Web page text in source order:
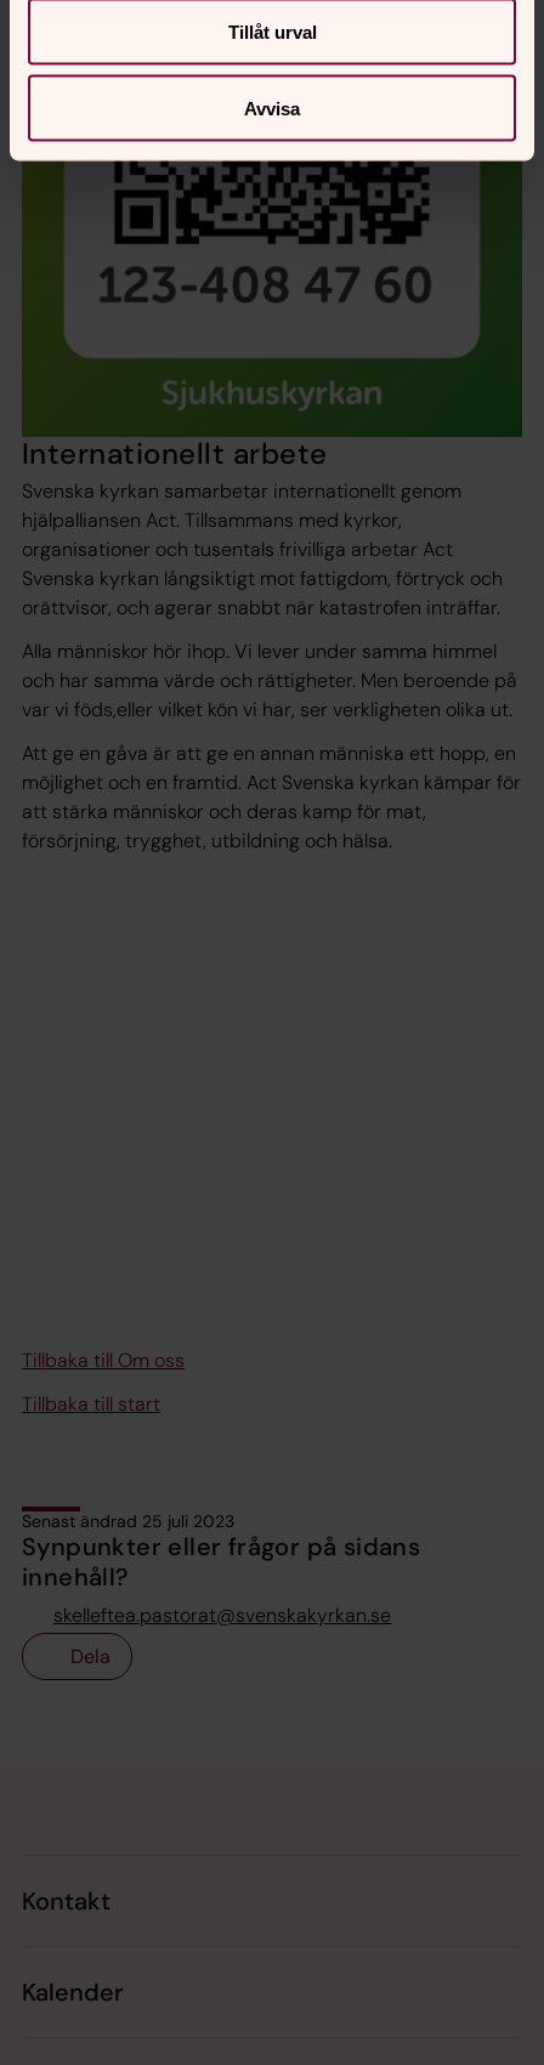
Tillåt urval
Avvisa
Internationellt arbete
Svenska kyrkan samarbetar internationellt genom
hjälpalliansen Act. Tillsammans med kyrkor,
organisationer och tusentals frivilliga arbetar Act
Svenska kyrkan långsiktigt mot fattigdom, förtryck och
orättvisor, och agerar snabbt när katastrofen inträffar.
Alla människor hör ihop. Vi lever under samma himmel
och har samma värde och rättigheter. Men beroende på
var vi föds,eller vilket kön vi har, ser verkligheten olika ut.
Att ge en gåva är att ge en annan människa ett hopp, en
möjlighet och en framtid. Act Svenska kyrkan kämpar för
att stärka människor och deras kamp för mat,
försörjning, trygghet, utbildning och hälsa.
Tillbaka till Om oss
Tillbaka till start
Senast ändrad 25 juli 2023
Synpunkter eller frågor på sidans
innehåll?
skelleftea.pastorat@svenskakyrkan.se
Dela
Kontakt
Kalender